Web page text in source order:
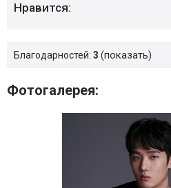
Нравится:
Благодарностей: 3 показать
Фотогалерея: